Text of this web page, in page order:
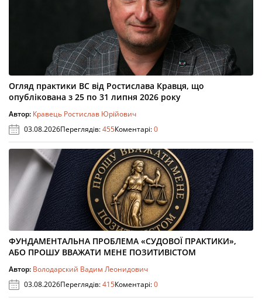
Огляд практики ВС від Ростислава Кравця, що
опублікована з 25 по 31 липня 2026 року
Автор: Кравець Ростислав Юрійович
03.08.2026Переглядів:455Коментарі:0
ФУНДАМЕНТАЛЬНА ПРОБЛЕМА «СУДОВОЇ ПРАКТИКИ»,
АБО ПРОШУ ВВАЖАТИ МЕНЕ ПОЗИТИВІСТОМ
Автор: Володарский Вадим Леонидович
03.08.2026Переглядів:415Коментарі:0